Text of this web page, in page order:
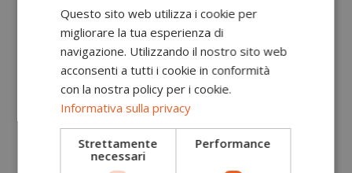
Questo sito web utilizza i cookie per
migliorare la tua esperienza di
navigazione. Utilizzando il nostro sito web
acconsenti a tutti i cookie in conformità
con la nostra policy per i cookie.
Informativa sulla privacy
Strettamente
necessari
Performance